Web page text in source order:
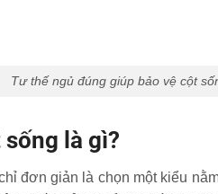
Tư thế ngủ đúng giúp bảo vệ cột
là gì?
đơn giản là chọn một kiểu